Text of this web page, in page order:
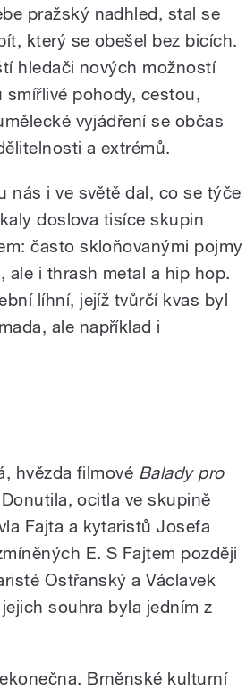
pražský nadhled, stal se
který se obešel bez bicích.
hledači nových možností
pohody, cestou,
vyjádření se občas
a extrémů.
nás i ve světě dal, co se týče
doslova tisíce skupin
často skloňovanými pojmy
ale i thrash metal a hip hop.
líhní, jejíž tvůrčí kvas byl
ale například i
hvězda filmové Balady pro
ocitla ve skupině
Fajta a kytaristů Josefa
E. S Fajtem později
Ostřanský a Václavek
souhra byla jedním z
Brněnské kulturní